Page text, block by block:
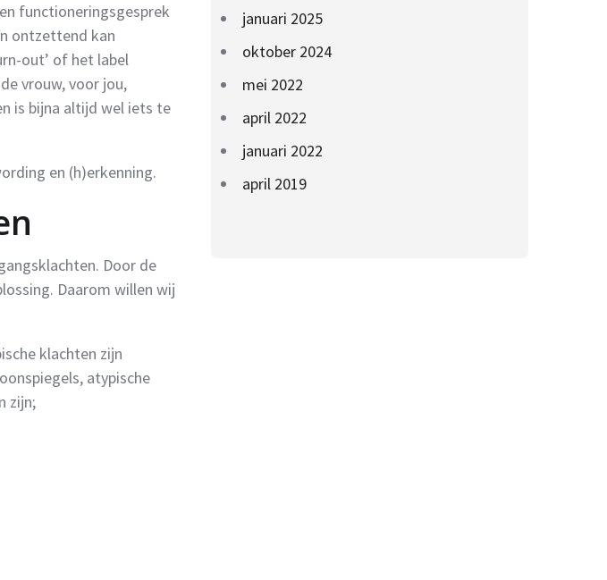
functioneringsgesprek
ontzettend kan
out’ of het label
vrouw, voor jou,
is bijna altijd wel iets te
en (h)erkenning.
Door de
Daarom willen wij
klachten zijn
atypische
zijn;
januari 2025
oktober 2024
mei 2022
april 2022
januari 2022
april 2019